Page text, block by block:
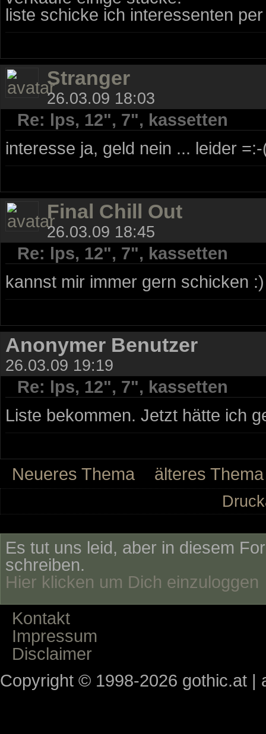
liste schicke ich interessenten
Stranger
26.03.09 18:03
Re: lps, 12", 7", kassetten
interesse ja, geld nein ... leider
Final Chill Out
26.03.09 18:45
Re: lps, 12", 7", kassetten
kannst mir immer gern schicken :)
Anonymer Benutzer
26.03.09 19:19
Re: lps, 12", 7", kassetten
Liste bekommen. Jetzt hätte ich
Neueres Thema älteres Thema
Es tut uns leid, aber in diesem
schreiben.
Hier klicken um Dich einzuloggen
Kontakt
Impressum
Disclaimer
Copyright © 1998-2026 gothic.at |